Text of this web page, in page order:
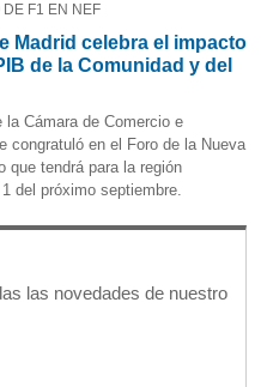
DE F1 EN NEF
Madrid celebra el impacto
de la Comunidad y del
Cámara de Comercio e
congratuló en el Foro de la Nueva
que tendrá para la región
del próximo septiembre.
las novedades de nuestro